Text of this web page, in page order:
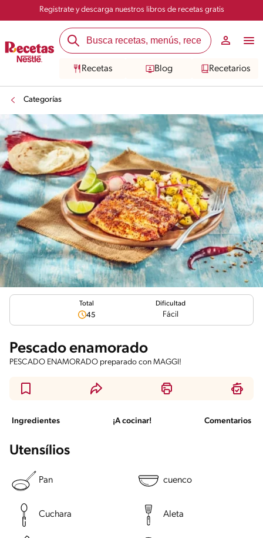
Registrate y descarga nuestros libros de recetas gratis
Recetas Blog Recetarios
Categorías
Total
45
Dificultad
Fácil
Pescado enamorado
PESCADO ENAMORADO preparado con MAGGI!
Ingredientes ¡A cocinar! Comentarios
Utensílios
Pan cuenco
Cuchara Aleta